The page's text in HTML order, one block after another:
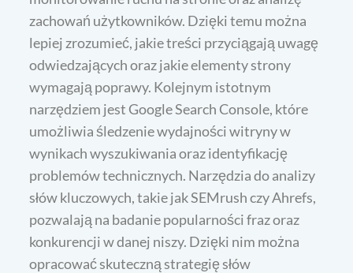
zachowań użytkowników. Dzięki temu można
lepiej zrozumieć, jakie treści przyciągają uwagę
odwiedzających oraz jakie elementy strony
wymagają poprawy. Kolejnym istotnym
narzędziem jest Google Search Console, które
umożliwia śledzenie wydajności witryny w
wynikach wyszukiwania oraz identyfikację
problemów technicznych. Narzędzia do analizy
słów kluczowych, takie jak SEMrush czy Ahrefs,
pozwalają na badanie popularności fraz oraz
konkurencji w danej niszy. Dzięki nim można
opracować skuteczną strategię słów